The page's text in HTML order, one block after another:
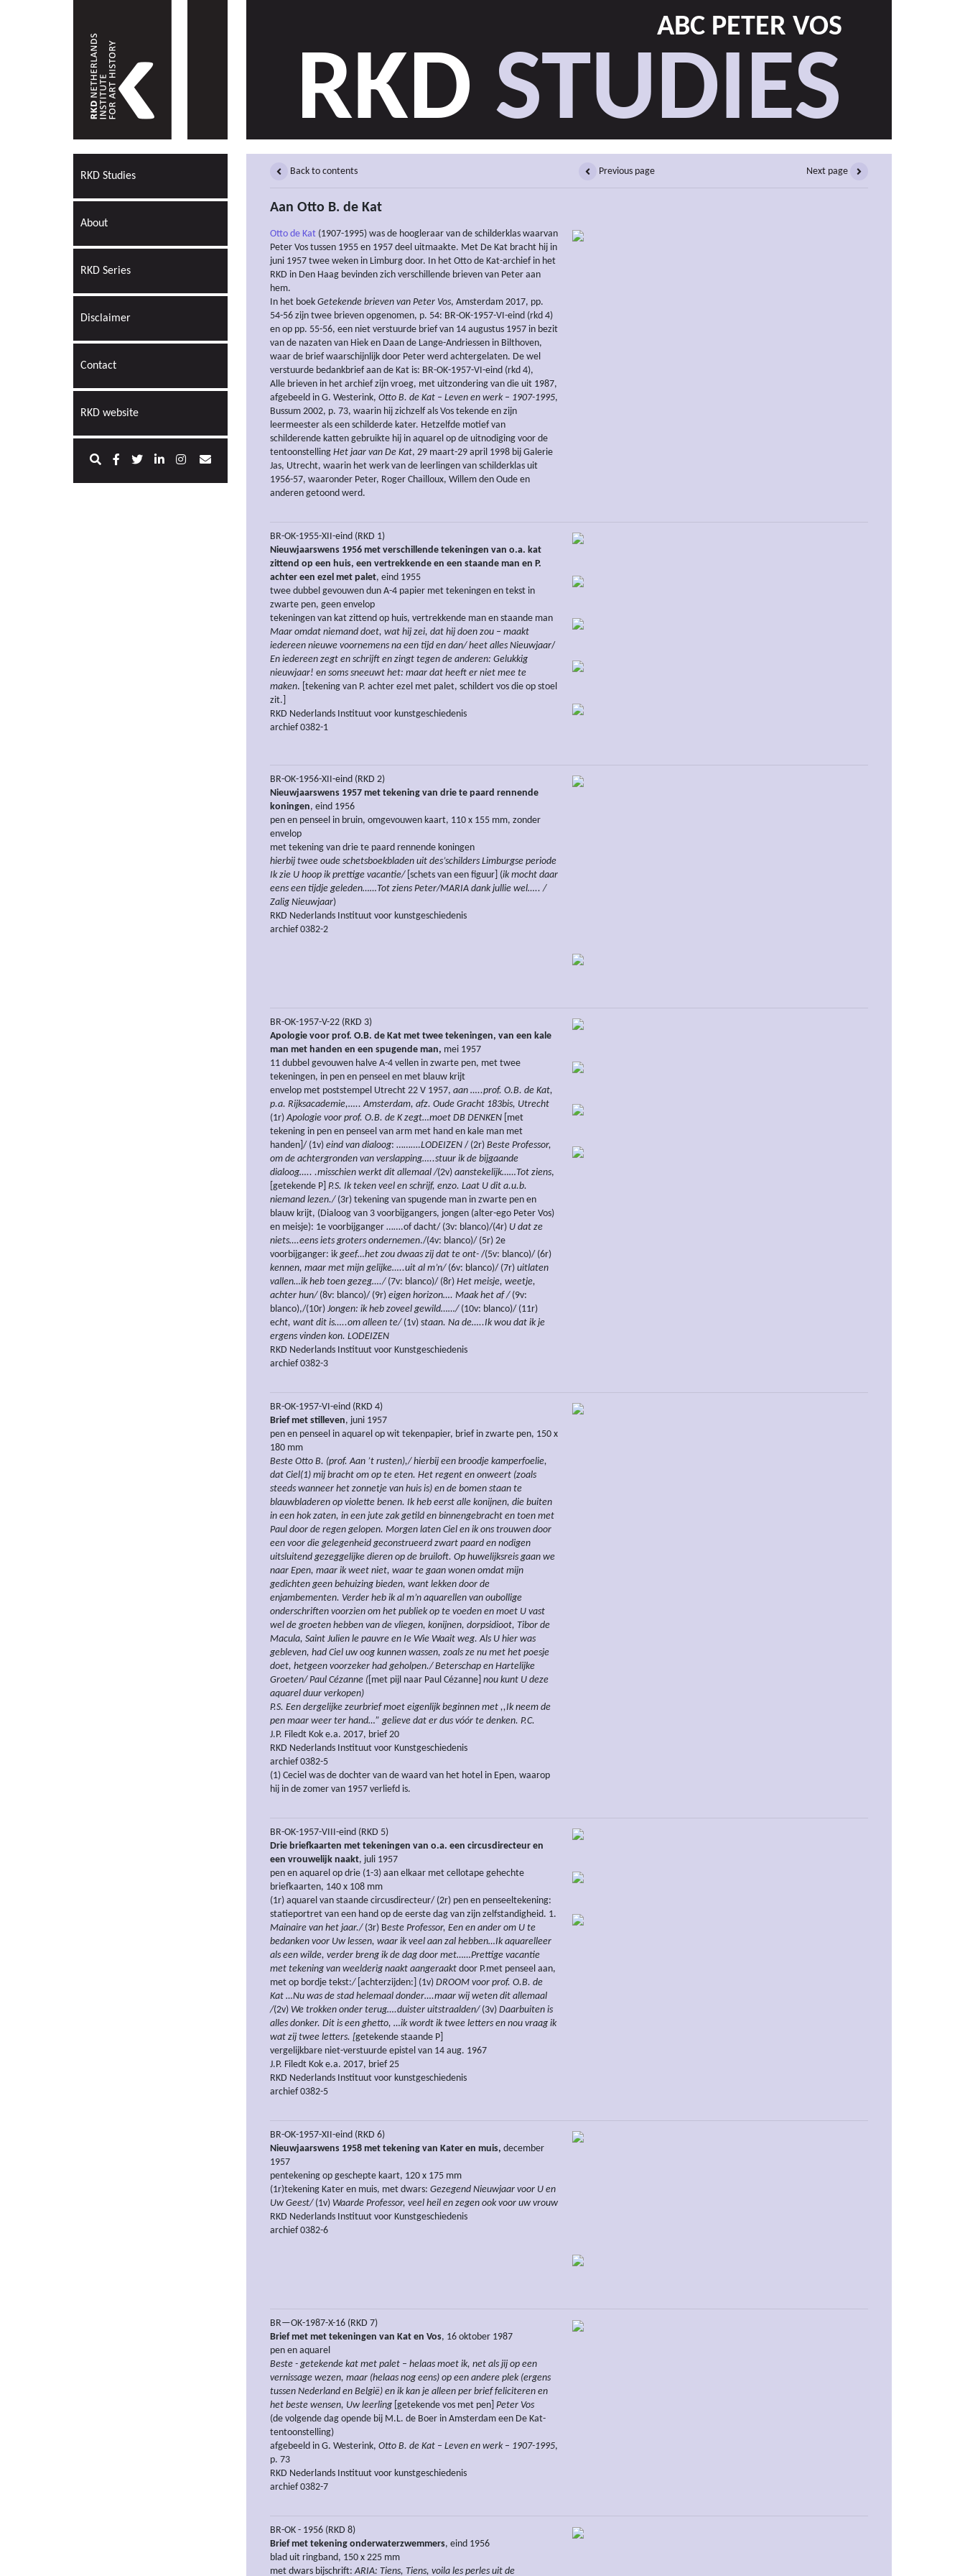
ABC PETER VOS
RKD STUDIES
RKD Studies
About
RKD Series
Disclaimer
Contact
RKD website
Back to contents Previous page Next page
Aan Otto B. de Kat
Otto de Kat (1907-1995) was de hoogleraar van de schilderklas waarvan
Peter Vos tussen 1955 en 1957 deel uitmaakte. Met De Kat bracht hij in
juni 1957 twee weken in Limburg door. In het Otto de Kat-archief in het
RKD in Den Haag bevinden zich verschillende brieven van Peter aan
hem.
In het boek Getekende brieven van Peter Vos, Amsterdam 2017, pp.
54-56 zijn twee brieven opgenomen, p. 54: BR-OK-1957-VI-eind (rkd 4)
en op pp. 55-56, een niet verstuurde brief van 14 augustus 1957 in bezit
van de nazaten van Hiek en Daan de Lange-Andriessen in Bilthoven,
waar de brief waarschijnlijk door Peter werd achtergelaten. De wel
verstuurde bedankbrief aan de Kat is: BR-OK-1957-VI-eind (rkd 4),
Alle brieven in het archief zijn vroeg, met uitzondering van die uit 1987,
afgebeeld in G. Westerink, Otto B. de Kat – Leven en werk – 1907-1995,
Bussum 2002, p. 73, waarin hij zichzelf als Vos tekende en zijn
leermeester als een schilderde kater. Hetzelfde motief van
schilderende katten gebruikte hij in aquarel op de uitnodiging voor de
tentoonstelling Het jaar van De Kat, 29 maart-29 april 1998 bij Galerie
Jas, Utrecht, waarin het werk van de leerlingen van schilderklas uit
1956-57, waaronder Peter, Roger Chailloux, Willem den Oude en
anderen getoond werd.
BR-OK-1955-XII-eind (RKD 1)
Nieuwjaarswens 1956 met verschillende tekeningen van o.a. kat
zittend op een huis, een vertrekkende en een staande man en P.
achter een ezel met palet, eind 1955
twee dubbel gevouwen dun A-4 papier met tekeningen en tekst in
zwarte pen, geen envelop
tekeningen van kat zittend op huis, vertrekkende man en staande man
Maar omdat niemand doet, wat hij zei, dat hij doen zou – maakt
iedereen nieuwe voornemens na een tijd en dan/ heet alles Nieuwjaar/
En iedereen zegt en schrijft en zingt tegen de anderen: Gelukkig
nieuwjaar! en soms sneeuwt het: maar dat heeft er niet mee te
maken. [tekening van P. achter ezel met palet, schildert vos die op stoel
zit.]
RKD Nederlands Instituut voor kunstgeschiedenis
archief 0382-1
BR-OK-1956-XII-eind (RKD 2)
Nieuwjaarswens 1957 met tekening van drie te paard rennende
koningen, eind 1956
pen en penseel in bruin, omgevouwen kaart, 110 x 155 mm, zonder
envelop
met tekening van drie te paard rennende koningen
hierbij twee oude schetsboekbladen uit des’schilders Limburgse periode
Ik zie U hoop ik prettige vacantie/[schets van een figuur] (ik mocht daar
eens een tijdje geleden……Tot ziens Peter/MARIA dank jullie wel….. /
Zalig Nieuwjaar)
RKD Nederlands Instituut voor kunstgeschiedenis
archief 0382-2
BR-OK-1957-V-22 (RKD 3)
Apologie voor prof. O.B. de Kat met twee tekeningen, van een kale
man met handen en een spugende man, mei 1957
11 dubbel gevouwen halve A-4 vellen in zwarte pen, met twee
tekeningen, in pen en penseel en met blauw krijt
envelop met poststempel Utrecht 22 V 1957, aan …..prof. O.B. de Kat,
p.a. Rijksacademie,….. Amsterdam, afz. Oude Gracht 183bis, Utrecht
(1r)Apologie voor prof. O.B. de K zegt…moet DB DENKEN [met
tekening in pen en penseel van arm met hand en kale man met
handen]/ (1v) eind van dialoog: ……….LODEIZEN / (2r) Beste Professor,
om de achtergronden van verslapping…..stuur ik de bijgaande
dialoog….. .misschien werkt dit allemaal /(2v) aanstekelijk……Tot ziens,
[getekende P] P.S. Ik teken veel en schrijf, enzo. Laat U dit a.u.b.
niemand lezen./(3r) tekening van spugende man in zwarte pen en
blauw krijt, (Dialoog van 3 voorbijgangers, jongen (alter-ego Peter Vos)
en meisje): 1e voorbijganger …….of dacht/ (3v: blanco)/(4r) U dat ze
niets….eens iets groters ondernemen./(4v: blanco)/ (5r) 2e
voorbijganger: ik geef…het zou dwaas zij dat te ont- /(5v: blanco)/ (6r)
kennen, maar met mijn gelijke…..uit al m’n/(6v: blanco)/ (7r) uitlaten
vallen…ik heb toen gezeg…./(7v: blanco)/ (8r) Het meisje, weetje,
achter hun/(8v: blanco)/ (9r) eigen horizon…. Maak het af /(9v:
blanco),/(10r) Jongen: ik heb zoveel gewild……/(10v: blanco)/ (11r)
echt, want dit is…..om alleen te/(1v) staan. Na de…..Ik wou dat ik je
ergens vinden kon. LODEIZEN
RKD Nederlands Instituut voor Kunstgeschiedenis
archief 0382-3
BR-OK-1957-VI-eind (RKD 4)
Brief met stilleven, juni 1957
pen en penseel in aquarel op wit tekenpapier, brief in zwarte pen, 150 x
180 mm
Beste Otto B. (prof. Aan ’t rusten),/ hierbij een broodje kamperfoelie,
dat Ciel(1) mij bracht om op te eten. Het regent en onweert (zoals
steeds wanneer het zonnetje van huis is) en de bomen staan te
blauwbladeren op violette benen. Ik heb eerst alle konijnen, die buiten
in een hok zaten, in een jute zak getild en binnengebracht en toen met
Paul door de regen gelopen. Morgen laten Ciel en ik ons trouwen door
een voor die gelegenheid geconstrueerd zwart paard en nodigen
uitsluitend gezeggelijke dieren op de bruiloft. Op huwelijksreis gaan we
naar Epen, maar ik weet niet, waar te gaan wonen omdat mijn
gedichten geen behuizing bieden, want lekken door de
enjambementen. Verder heb ik al m’n aquarellen van oubollige
onderschriften voorzien om het publiek op te voeden en moet U vast
wel de groeten hebben van de vliegen, konijnen, dorpsidioot, Tibor de
Macula, Saint Julien le pauvre en Ie Wie Waait weg. Als U hier was
gebleven, had Ciel uw oog kunnen wassen, zoals ze nu met het poesje
doet, hetgeen voorzeker had geholpen./ Beterschap en Hartelijke
Groeten/ Paul Cézanne ( [met pijl naar Paul Cézanne] nou kunt U deze
aquarel duur verkopen)
P.S. Een dergelijke zeurbrief moet eigenlijk beginnen met ,,Ik neem de
pen maar weer ter hand…” gelieve dat er dus vóór te denken. P.C.
J.P. Filedt Kok e.a. 2017, brief 20
RKD Nederlands Instituut voor Kunstgeschiedenis
archief 0382-5
(1) Ceciel was de dochter van de waard van het hotel in Epen, waarop
hij in de zomer van 1957 verliefd is.
BR-OK-1957-VIII-eind (RKD 5)
Drie briefkaarten met tekeningen van o.a. een circusdirecteur en
een vrouwelijk naakt, juli 1957
pen en aquarel op drie (1-3) aan elkaar met cellotape gehechte
briefkaarten, 140 x 108 mm
(1r) aquarel van staande circusdirecteur/ (2r) pen en penseeltekening:
statieportret van een hand op de eerste dag van zijn zelfstandigheid. 1.
Mainaire van het jaar./(3r) Beste Professor, Een en ander om U te
bedanken voor Uw lessen, waar ik veel aan zal hebben…Ik aquarelleer
als een wilde, verder breng ik de dag door met……Prettige vacantie
met tekening van weelderig naakt aangeraakt door P.met penseel aan,
met op bordje tekst:/[achterzijden:] (1v) DROOM voor prof. O.B. de
Kat …Nu was de stad helemaal donder….maar wij weten dit allemaal
/(2v) We trokken onder terug….duister uitstraalden/(3v) Daarbuiten is
alles donker. Dit is een ghetto, …ik wordt ik twee letters en nou vraag ik
wat zij twee letters. [getekende staande P]
vergelijkbare niet-verstuurde epistel van 14 aug. 1967
J.P. Filedt Kok e.a. 2017, brief 25
RKD Nederlands Instituut voor kunstgeschiedenis
archief 0382-5
BR-OK-1957-XII-eind (RKD 6)
Nieuwjaarswens 1958 met tekening van Kater en muis, december
1957
pentekening op geschepte kaart, 120 x 175 mm
(1r)tekening Kater en muis, met dwars: Gezegend Nieuwjaar voor U en
Uw Geest/(1v) Waarde Professor, veel heil en zegen ook voor uw vrouw
RKD Nederlands Instituut voor Kunstgeschiedenis
archief 0382-6
BR—OK-1987-X-16 (RKD 7)
Brief met met tekeningen van Kat en Vos, 16 oktober 1987
pen en aquarel
Beste - getekende kat met palet – helaas moet ik, net als jij op een
vernissage wezen, maar (helaas nog eens) op een andere plek (ergens
tussen Nederland en België) en ik kan je alleen per brief feliciteren en
het beste wensen, Uw leerling [getekende vos met pen] Peter Vos
(de volgende dag opende bij M.L. de Boer in Amsterdam een De Kat-
tentoonstelling)
afgebeeld in G. Westerink, Otto B. de Kat – Leven en werk – 1907-1995,
p. 73
RKD Nederlands Instituut voor kunstgeschiedenis
archief 0382-7
BR-OK - 1956 (RKD 8)
Brief met tekening onderwaterzwemmers, eind 1956
blad uit ringband, 150 x 225 mm
met dwars bijschrift:ARIA: Tiens, Tiens, voila les perles uit de